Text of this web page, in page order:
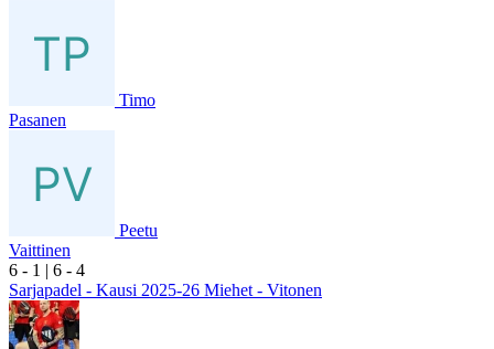
Timo
Pasanen
Peetu
Vaittinen
6 - 1 | 6 - 4
Sarjapadel - Kausi 2025-26 Miehet - Vitonen